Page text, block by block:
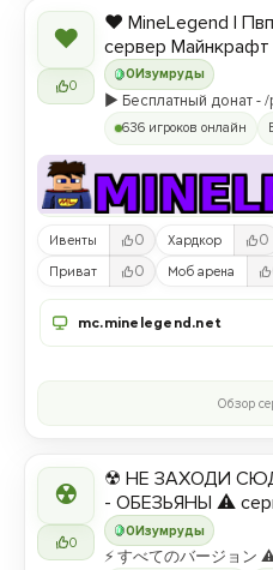
❤
0
0 Изумруды
❤️ MineLegend |
сервер Майнкрафт
▶️ Бесплатный донат -
636 игроков онлайн
Ивенты 0 Хардкор 0
Приват 0 Моб арена
mc.minelegend.net
Обзор
☢
0
0Изумруды
☢ НЕ ЗАХОДИ
- ОБЕЗЬЯНЫ ⚠
⚡ すべてのバージョン